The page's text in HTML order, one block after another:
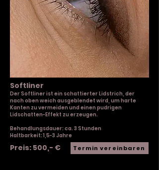
Softliner
Der Softliner ist ein schattierterLidstrich, der
nach oben weich ausgeblendet wird, um harte
Kanten zu vermeiden und einen pudrigen
Lidschatten-Effekt zu erzeugen.
Behandlungsdauer: ca. 3 Stunden
Haltbarkeit: 1,5-3 Jahre
Preis: 500,- € Termin vereinbaren